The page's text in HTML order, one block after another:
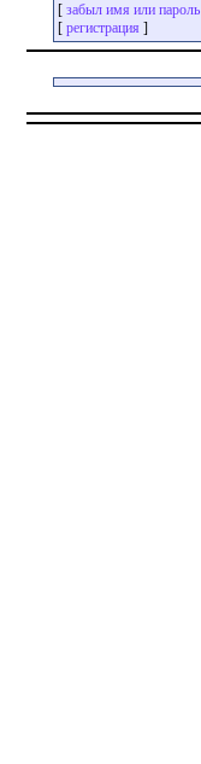
[ забыл имя или пароль
[ регистрация ]